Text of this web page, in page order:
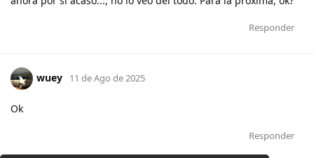
Responder
wuey 11 de Ago de 2025
Ok
Responder